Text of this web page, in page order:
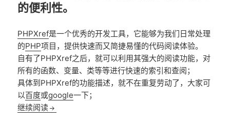
的便利性。
PHPXref是一个优秀的开发工具，它能够为我们日常处理
的PHP项目，提供快速而又简捷易懂的代码阅读体验。
自有了PHPXref之后，就可以利用其强大的阅读功能，对
所有的函数、变量、类等等进行快速的索引和查阅；
具体到PHPXref的功能描述，就不在重复劳动了，大家可
以百度或google一下；
继续阅读实用工具：PHPXref试用笔记